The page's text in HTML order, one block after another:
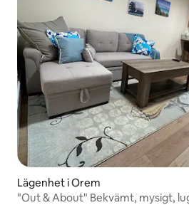
Lägenhet i Orem
"Out & About" Bekvämt, mysigt,